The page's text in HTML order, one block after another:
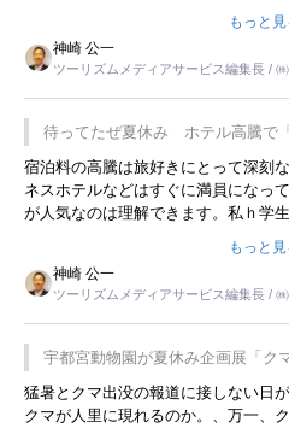
ような意味で、金曜夜にこのような
限らず外国人にとっても楽しみが増
もっと
神崎 公一
ツーリズムメディアサービス編集長 /
待ってたぜ夏休み ホテル高騰で
宿泊料の高騰は旅好きにとって深刻
ネスホテルなどはすぐに満員になっ
が人気なのは理解できます。私ｈ学
をした時は、移動はグレイハウンド
用してホテル代を浮かせていました
す。若い人が夜行バスで京都に行っ
が残らないのかなと思ってしまいます
もっと
神崎 公一
ツーリズムメディアサービス編集長 /
宇都宮動物園が夏休み企画展「ク
開催
猛暑とクマ出没の報道に接しない日
クマが人里に現れるのか。、万一、